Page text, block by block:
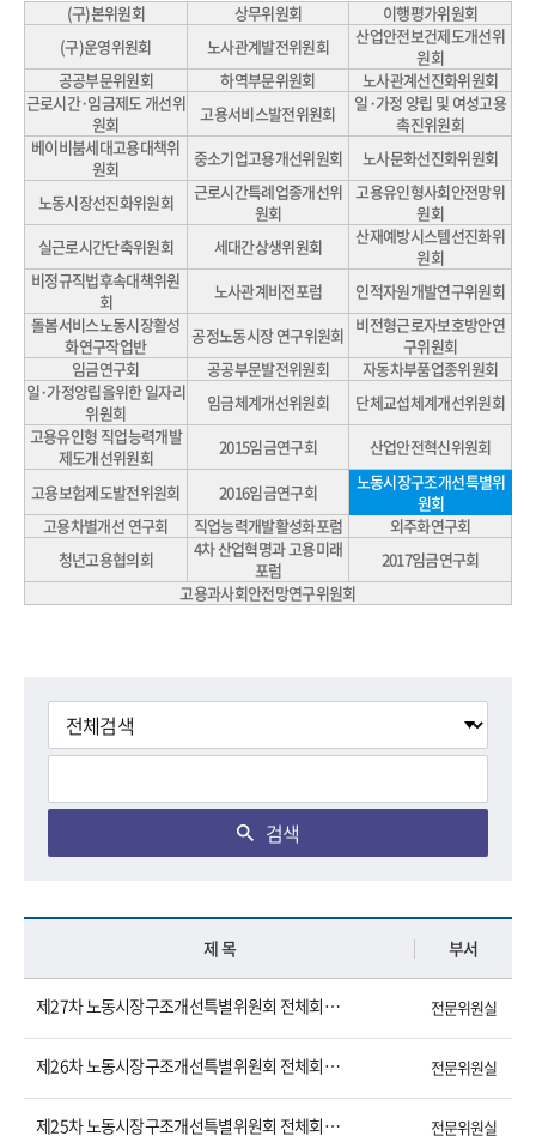
(구)본위원회 상무위원회
이행평가위원회
(구)운영위원회
노사관계발전위원회
산업안전보건제도개선위
원회
공공부문위원회
하역부문위원회
노사관계선진화위원회
근로시간·임금제도 개선위
원회
고용서비스발전위원회
일·가정 양립 및 여성고용
촉진위원회
베이비붐세대고용대책위
원회
중소기업고용개선위원회
노사문화선진화위원회
노동시장선진화위원회
근로시간특례업종개선위
원회
고용유인형사회안전망위
원회
실근로시간단축위원회
세대간상생위원회
산재예방시스템선진화위
원회
비정규직법후속대책위원
회
노사관계비전포럼
인적자원개발연구위원회
돌봄서비스노동시장활성
화연구작업반
공정노동시장 연구위원회 비전형근로자보호방안연
구위원회
임금연구회
공공부문발전위원회
자동차부품업종위원회
일·가정양립을위한 일자리
위원회
임금체계개선위원회
단체교섭체계개선위원회
고용유인형 직업능력개발
제도개선위원회
2015임금연구회
산업안전혁신위원회
고용보험제도발전위원회
2016임금연구회
노동시장구조개선특별위
원회
고용차별개선 연구회
직업능력개발활성화포럼
외주화연구회
청년고용협의회
4차 산업혁명과 고용미래
포럼
2017임금연구회
고용과사회안전망연구위원회
검색
제 목 부서
제27차 노동시장구조개선특별위원회 전체회의 결과 전문위원실
제26차 노동시장구조개선특별위원회 전체회의 결과 전문위원실
제25차 노동시장구조개선특별위원회 전체회의 결과 전문위원실